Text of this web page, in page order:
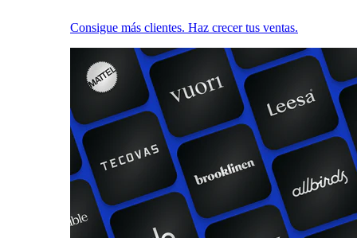
Consigue más clientes. Haz crecer tus ventas.